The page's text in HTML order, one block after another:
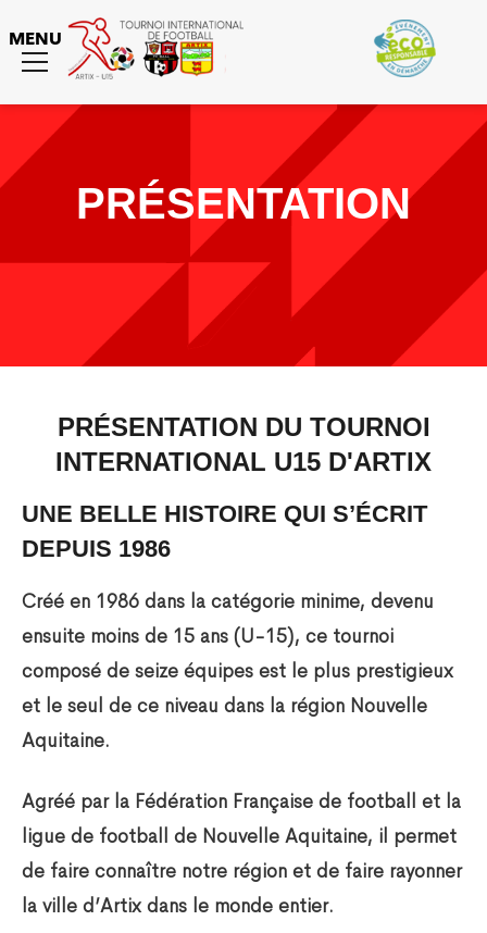
MENU
Toggle
PRÉSENTATION
PRÉSENTATION DU TOURNOI
INTERNATIONAL U15 D'ARTIX
UNE BELLE HISTOIRE QUI S’ÉCRIT
DEPUIS 1986
Créé en 1986 dans la catégorie minime, devenu
ensuite moins de 15 ans (U-15), ce tournoi
composé de seize équipes est le plus prestigieux
et le seul de ce niveau dans la région Nouvelle
Aquitaine.
Agréé par la Fédération Française de football et la
ligue de football de Nouvelle Aquitaine, il permet
de faire connaître notre région et de faire rayonner
la ville d’Artix dans le monde entier.